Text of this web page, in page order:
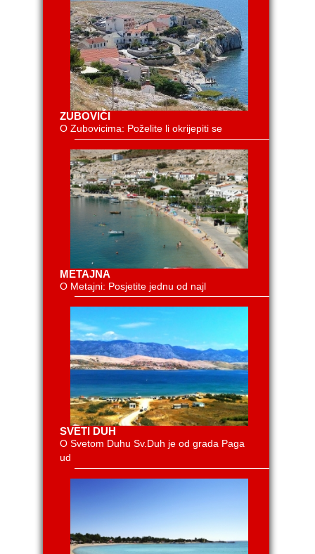
ZUBOVIĆI
O Zubovicima: Poželite li okrijepiti se
METAJNA
O Metajni: Posjetite jednu od najl
SVETI DUH
O Svetom Duhu Sv.Duh je od grada Paga
ud